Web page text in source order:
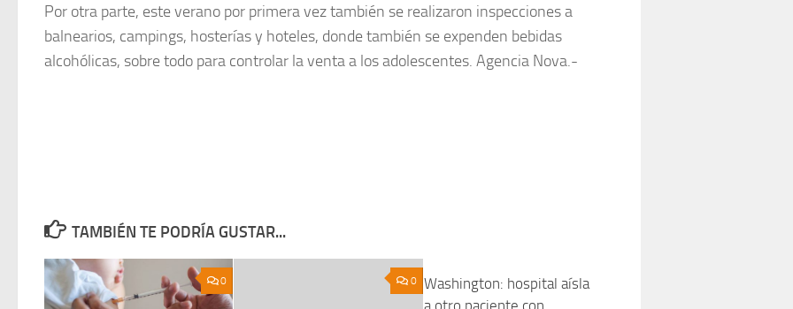
Por otra parte, este verano por primera vez también se realizaron inspecciones a
balnearios, campings, hosterías y hoteles, donde también se expenden bebidas
alcohólicas, sobre todo para controlar la venta a los adolescentes. Agencia Nova.-
TAMBIÉN TE PODRÍA GUSTAR...
0 0 Washington: hospital aísla
a otro paciente con